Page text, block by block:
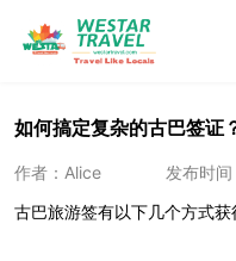
如何搞定复杂的古巴签证
作者：Alice
发布时
古巴旅游签有以下几个方式获